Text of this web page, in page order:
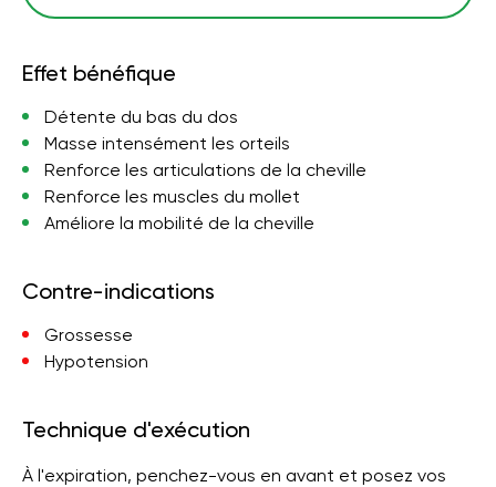
Effet bénéfique
Détente du bas du dos
Masse intensément les orteils
Renforce les articulations de la cheville
Renforce les muscles du mollet
Améliore la mobilité de la cheville
Contre-indications
Grossesse
Hypotension
Technique d'exécution
À l'expiration, penchez-vous en avant et posez vos